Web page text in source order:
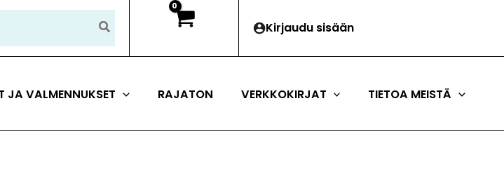
Kirjaudu sisään
JA VALMENNUKSET RAJATON VERKKOKIRJAT TIETOA MEISTÄ